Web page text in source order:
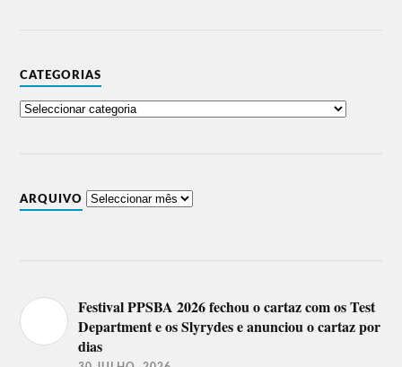
CATEGORIAS
ARQUIVO
Festival PPSBA 2026 fechou o cartaz com os Test
Department e os Slyrydes e anunciou o cartaz por
dias